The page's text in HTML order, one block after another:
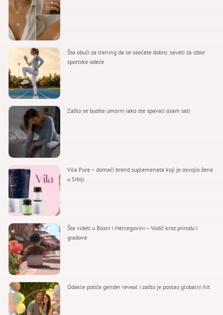
Šta obući za trening da se osećate dobro: saveti za izbor
sportske odeće
Zašto se budite umorni iako ste spavali osam sati
Vila Pure – domaći brend suplemenata koji je osvojio žene
u Srbiji
Šta videti u Bosni i Hercegovini – Vodič kroz prirodu i
gradove
Odakle potiče gender reveal i zašto je postao globalni hit